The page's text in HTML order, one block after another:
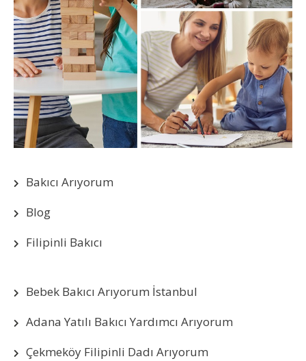
Bakıcı Arıyorum
Blog
Filipinli Bakıcı
Bebek Bakıcı Arıyorum İstanbul
Adana Yatılı Bakıcı Yardımcı Arıyorum
Çekmeköy Filipinli Dadı Arıyorum